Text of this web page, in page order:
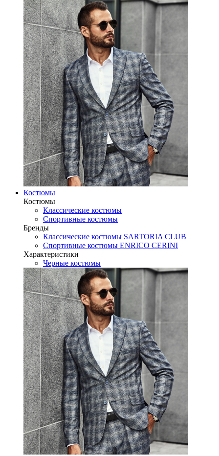
Костюмы
Костюмы
Классические костюмы
Спортивные костюмы
Бренды
Классические костюмы SARTORIA CLUB
Спортивные костюмы ENRICO CERINI
Характеристики
Черные костюмы